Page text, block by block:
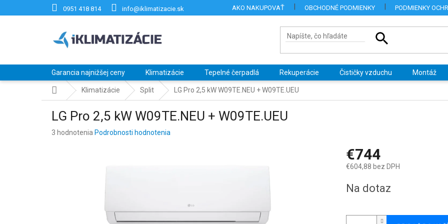
0951 418 814 info@iklimatizacie.sk AKO NAKUPOVAŤ OBCHODNÉ PODMIENKY PODMIENKY
Garancia najnižšej ceny Klimatizácie Tepelné čerpadlá Rekuperácie Čističky vzduchu Montáž
DomovKlimatizácie Split LG Pro 2,5 kW W09TE.NEU + W09TE.UEU
LG Pro 2,5 kW W09TE.NEU + W09TE.UEU
Priemerné
3 hodnotenia Podrobnosti hodnotenia
€744
€604,88 bez DPH
cena:
Na dotaz